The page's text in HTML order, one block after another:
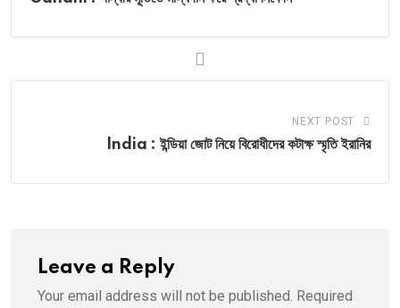
NEXT POST
India : ইন্ডিয়া জোট নিয়ে বিরোধীদের কটাক্ষ স্মৃতি ইরানির
Leave a Reply
Your email address will not be published. Required